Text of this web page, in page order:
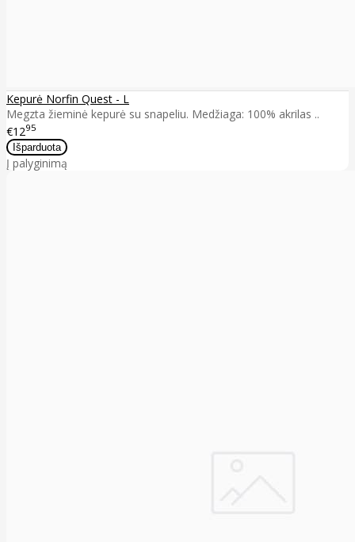
Kepurė Norfin Quest - L
Megzta žieminė kepurė su snapeliu. Medžiaga: 100% akrilas ..
€1295
Į palyginimą